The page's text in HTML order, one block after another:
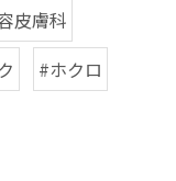
皮膚科
#ホクロ